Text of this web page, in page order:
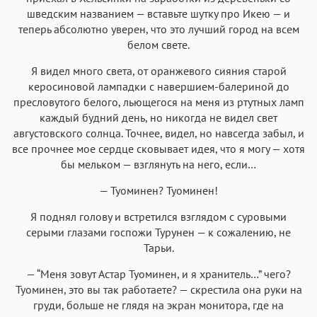
шведским названием — вставьте шутку про Икею — и
теперь абсолютно уверен, что это лучший город на всем
белом свете.
Я видел много света, от оранжевого сияния старой
керосиновой лампадки с навершием-балериной до
пресловутого белого, льющегося на меня из ртутных ламп
каждый будний день, но никогда не видел свет
августовского солнца. Точнее, видел, но навсегда забыл, и
все прочнее мое сердце сковывает идея, что я могу — хотя
бы мельком — взглянуть на него, если…
— Туоминен? Туоминен!
Я поднял голову и встретился взглядом с суровыми
серыми глазами госпожи Турунен — к сожалению, не
Тарьи.
— “Меня зовут Астар Туоминен, и я хранитель…” чего?
Туоминен, это вы так работаете? — скрестила она руки на
груди, больше не глядя на экран монитора, где на